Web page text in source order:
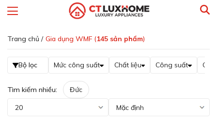
Trang chủ / Gia dụng WMF (145 sản phẩm)
Bộ lọc Mức công suất Chất liệu Công suất Giá
Tìm kiếm nhiều: Đức